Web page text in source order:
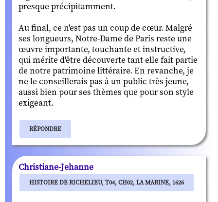
presque précipitamment.
Au final, ce n'est pas un coup de cœur. Malgré
ses longueurs, Notre-Dame de Paris reste une
œuvre importante, touchante et instructive,
qui mérite d'être découverte tant elle fait partie
de notre patrimoine littéraire. En revanche, je
ne le conseillerais pas à un public très jeune,
aussi bien pour ses thèmes que pour son style
exigeant.
RÉPONDRE
Christiane-Jehanne
HISTOIRE DE RICHELIEU, T04, CH02, LA MARINE, 1626